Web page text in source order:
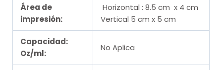
Área de
impresión:
Horizontal : 8.5 cm x 4 cm
Vertical 5 cm x 5 cm
Capacidad:
Oz/ml:
No Aplica